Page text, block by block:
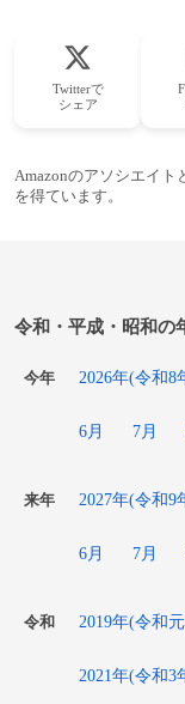
Twitterで
シェア
Amazonのアソシエイト
を得ています。
令和・平成・昭和の
今年 2026年(令和8
6月 7月
来年 2027年(令和9
6月 7月
令和 2019年(令和
2021年(令和3